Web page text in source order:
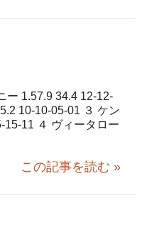
ー 1.57.9 34.4 12-12-
10-10-05-01 ３ ケン
15-11 ４ ヴィータロー
この記事を読む »